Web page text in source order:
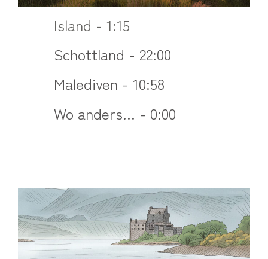
Island - 1:15
Schottland - 22:00
Malediven - 10:58
Wo anders... - 0:00